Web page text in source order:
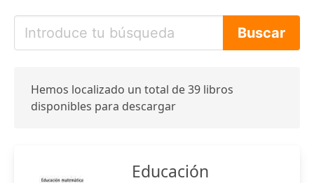
Hemos localizado un total de 39 libros
disponibles para descargar
Educación